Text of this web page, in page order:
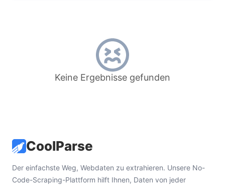
Keine Ergebnisse gefunden
CoolParse
Der einfachste Weg, Webdaten zu extrahieren. Unsere No-
Code-Scraping-Plattform hilft Ihnen, Daten von jeder